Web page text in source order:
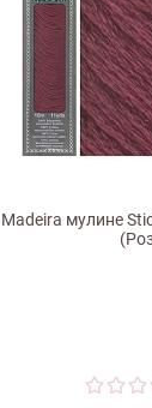
Madeira мулине